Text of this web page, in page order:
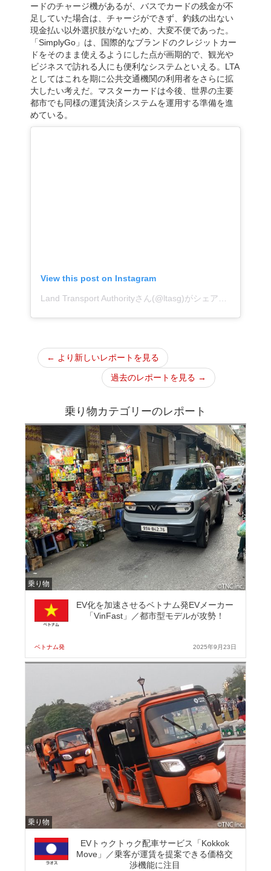
ードのチャージ機があるが、バスでカードの残金が不
足していた場合は、チャージができず、釣銭の出ない
現金払い以外選択肢がないため、大変不便であった。
「SimplyGo」は、国際的なブランドのクレジットカー
ドをそのまま使えるようにした点が画期的で、観光や
ビジネスで訪れる人にも便利なシステムといえる。LTA
としてはこれを期に公共交通機関の利用者をさらに拡
大したい考えだ。マスターカードは今後、世界の主要
都市でも同様の運賃決済システムを運用する準備を進
めている。
View this post on Instagram
← より新しいレポートを見る
過去のレポートを見る →
乗り物カテゴリーのレポート
乗り物
EV化を加速させるベトナム発EVメーカー
「VinFast」／都市型モデルが攻勢！
ベトナム発 2025年9月23日
乗り物
EVトゥクトゥク配車サービス「Kokkok
Move」／乗客が運賃を提案できる価格交
渉機能に注目